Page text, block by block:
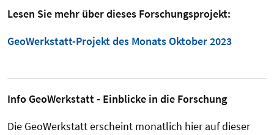
Lesen Sie mehr über dieses Forschungsprojekt:
GeoWerkstatt-Projekt des Monats Oktober 2023
Info GeoWerkstatt - Einblicke in die Forschung
Die GeoWerkstatt erscheint monatlich hier auf dieser